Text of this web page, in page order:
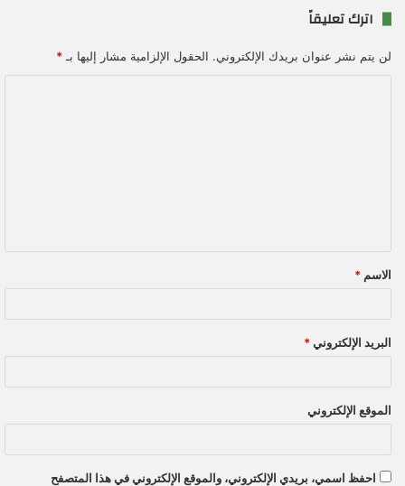
اترك تعليقاً
لن يتم نشر عنوان بريدك الإلكتروني. الحقول الإلزامية مشار إليها بـ *
ق
*
الاسم *
البريد الإلكتروني *
الموقع الإلكتروني
احفظ اسمي، بريدي الإلكتروني، والموقع الإلكتروني في هذا المتصفح